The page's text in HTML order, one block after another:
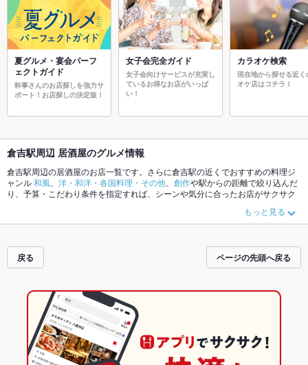
夏グルメ・宴会パーフ
ェクトガイド
幹事さんのお店探しを強力サ
ポート！お店探しの決定版！
女子会完全ガイド
女子会向けサービスが充実し
ているお得なお店がいっぱ
い！
カラオケ検索
現在地から探せる近く
オケ店はコチラ！
倉吉駅周辺 居酒屋のグルメ情報
倉吉駅周辺の居酒屋のお店一覧です。さらに倉吉駅の近くでおすすめの料理ジ
ャンル和風 洋・和洋・各国料理・その他 創作や駅からの距離で絞り込んだ
り、予算・こだわり条件を指定すれば、シーンや気分に合ったお店がサクサク
や季節のおすすめ料理
など、お店の最新情報をご紹介しているので安心！24時間使える簡単便利なネ
も、デートやパーティーにもお得に便利にホットペッパーグルメをご利用くだ
さい。
もっと見る
戻る ページの先頭へ戻る